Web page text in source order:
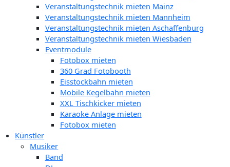
Veranstaltungstechnik mieten Mainz
Veranstaltungstechnik mieten Mannheim
Veranstaltungstechnik mieten Aschaffenburg
Veranstaltungstechnik mieten Wiesbaden
Eventmodule
Fotobox mieten
360 Grad Fotobooth
Eisstockbahn mieten
Mobile Kegelbahn mieten
XXL Tischkicker mieten
Karaoke Anlage mieten
Fotobox mieten
Künstler
Musiker
Band